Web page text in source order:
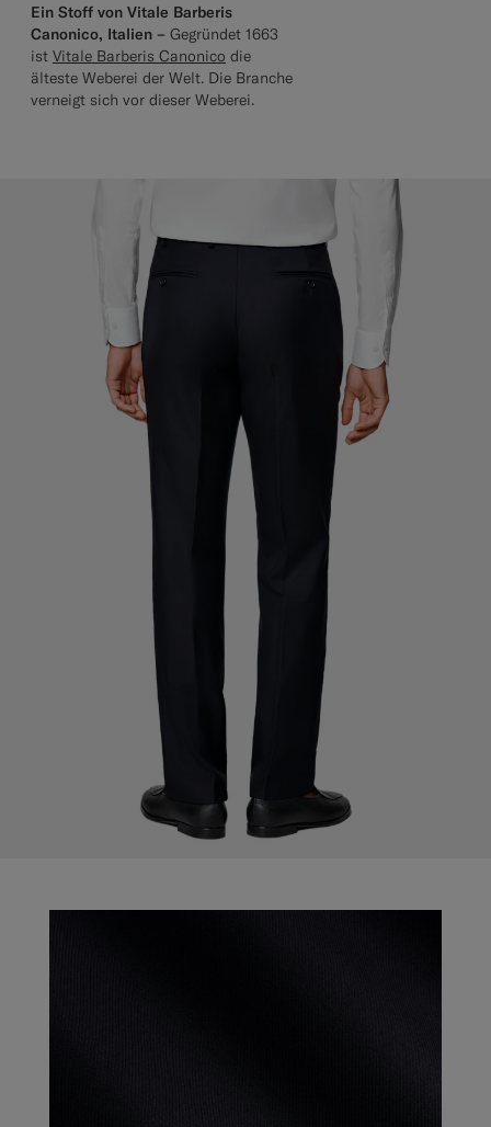
Ein Stoff von Vitale Barberis
Canonico, Italien – Gegründet 1663
ist Vitale Barberis Canonico die
älteste Weberei der Welt. Die Branche
verneigt sich vor dieser Weberei.